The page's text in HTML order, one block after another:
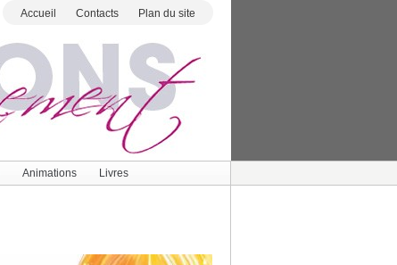
Accueil Contacts Plan du site
Animations Livres